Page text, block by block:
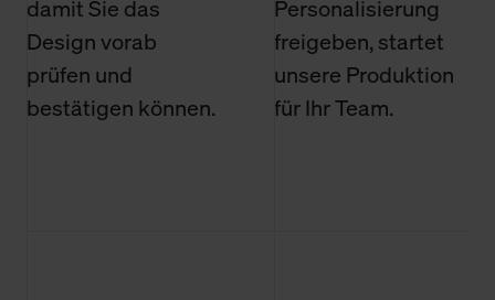
damit Sie das
Design vorab
prüfen und
bestätigen können.
Personalisierung
freigeben, startet
unsere Produktion
für Ihr Team.